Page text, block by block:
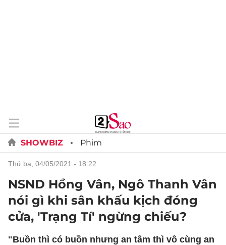
SHOWBIZ Phim
thứ ba, 04/05/2021 - 18:22
NSND Hồng Vân, Ngô Thanh Vân
nói gì khi sân khấu kịch đóng
cửa, 'Trạng Tí' ngừng chiếu?
"Buồn thì có buồn nhưng an tâm thì vô cùng an